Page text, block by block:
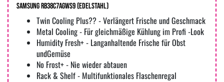
Samsung RB38C7AGWS9 (edelstahl)
Twin Cooling Plus?? - Verlängert Frische und Geschmack
Metal Cooling - Für gleichmäßige Kühlung im Profi -Look
Humidity Fresh+ - Langanhaltende Frische für Obst
undGemüse
No Frost+ - Nie wieder abtauen
Rack & Shelf - Multifunktionales Flaschenregal